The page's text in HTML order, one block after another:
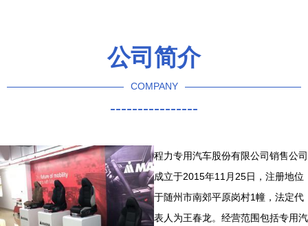
公司简介
COMPANY
----------------
程力专用汽车股份有限公司销售公司
成立于2015年11月25日，注册地位
于随州市南郊平原岗村1幢，法定代
表人为王春龙。经营范围包括专用汽